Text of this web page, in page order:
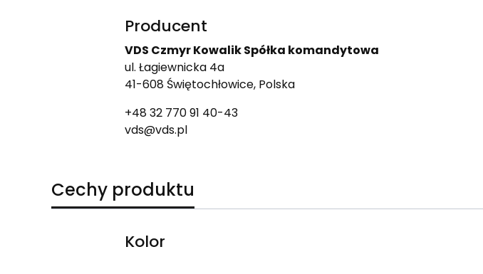
Producent
VDS Czmyr Kowalik Spółka komandytowa
ul. Łagiewnicka 4a
41-608 Świętochłowice, Polska
+48 32 770 91 40-43
vds@vds.pl
Cechy produktu
Kolor